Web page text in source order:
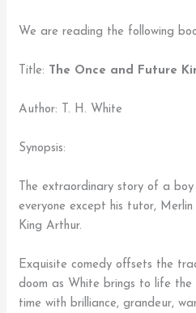
We are reading the following
Title: The Once and Future
Author: T. H. White
Synopsis:
The extraordinary story of a
everyone except his tutor,
King Arthur.
Exquisite comedy offsets the
doom as White brings to life the
time with brilliance, grandeur,